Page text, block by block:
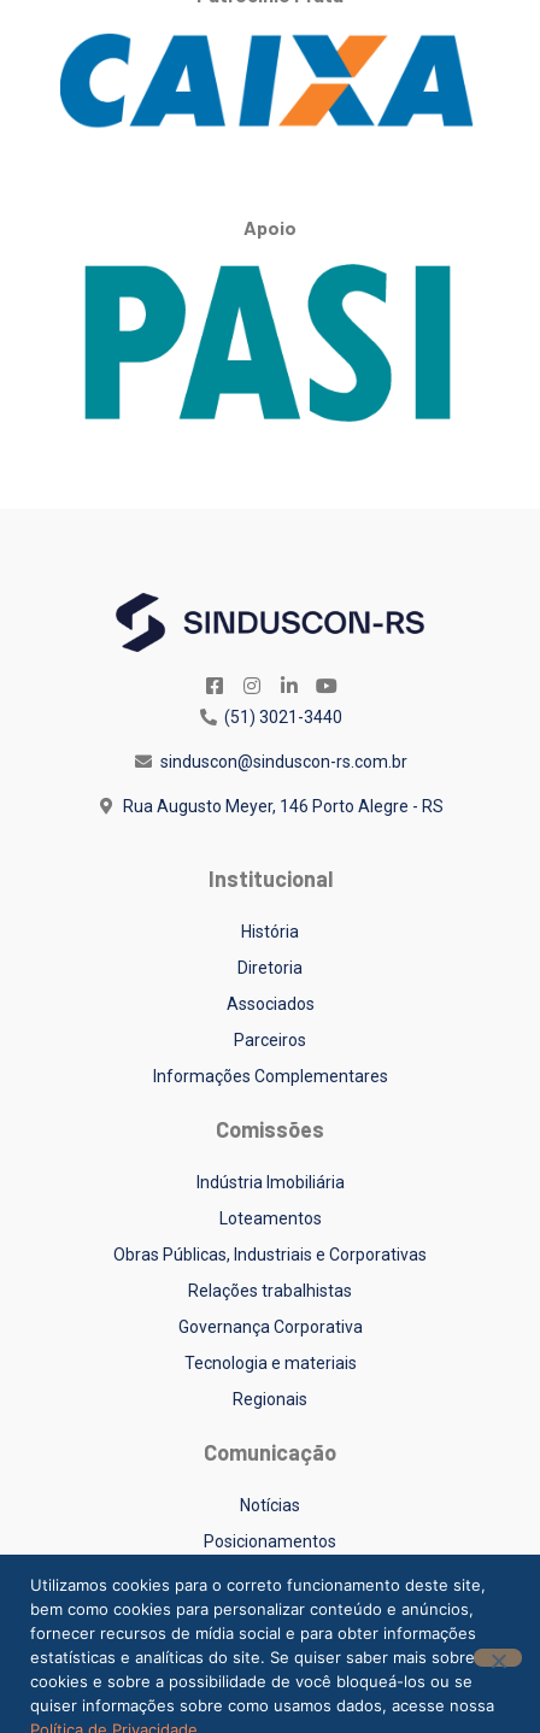
Apoio
(51) 3021-3440
sinduscon@sinduscon-rs.com.br
Rua Augusto Meyer, 146 Porto Alegre - RS
Institucional
História
Diretoria
Associados
Parceiros
Informações Complementares
Comissões
Indústria Imobiliária
Loteamentos
Obras Públicas, Industriais e Corporativas
Relações trabalhistas
Governança Corporativa
Tecnologia e materiais
Regionais
Comunicação
Notícias
Posicionamentos
Sinduscon-RS na Mídia
Vídeos
Utilizamos cookies para o correto funcionamento deste site,
bem como cookies para personalizar conteúdo e anúncios,
fornecer recursos de mídia social e para obter informações
estatísticas e analíticas do site. Se quiser saber mais sobre
cookies e sobre a possibilidade de você bloqueá-los ou se
quiser informações sobre como usamos dados, acesse nossa